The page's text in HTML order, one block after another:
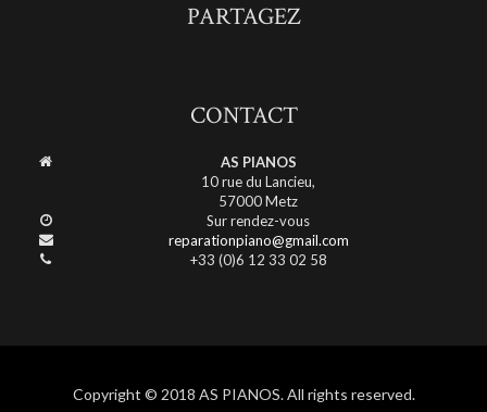
PARTAGEZ
CONTACT
AS PIANOS
10 rue du Lancieu,
57000 Metz
Sur rendez-vous
reparationpiano@gmail.com
+33 (0)6 12 33 02 58
Copyright © 2018 AS PIANOS. All rights reserved.